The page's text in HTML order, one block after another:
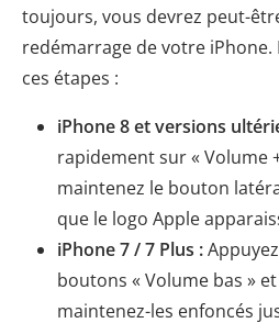
toujours, vous devrez peut-
redémarrage de votre iPhone.
ces étapes :
iPhone 8 et versions
rapidement sur « Volume
maintenez le bouton
que le logo Apple
iPhone 7 / 7 Plus :
boutons « Volume bas »
maintenez-les enfoncés